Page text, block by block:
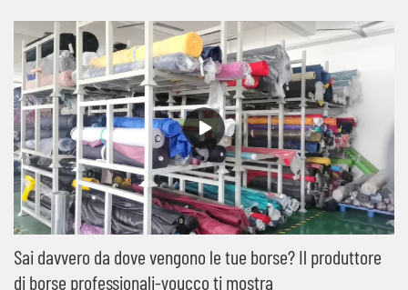
Sai davvero da dove vengono le tue borse? Il produttore
di borse professionali-youcco ti mostra